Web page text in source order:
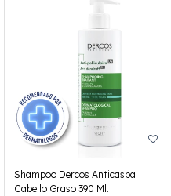
Shampoo Dercos Anticaspa
Cabello Graso 390 Ml.